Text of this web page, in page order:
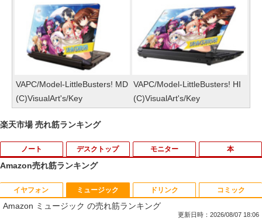
VAPC/Model-LittleBusters! MD
(C)VisualArt's/Key
VAPC/Model-LittleBusters! HI
(C)VisualArt's/Key
楽天市場 売れ筋ランキング
ノート
1
【★最大100%ポイント】【新生活応援・
2026】【Office 2019 H&B】富士通 MU
937/Celeron 3865U/メモリ:4GB/8GB/S
デスクトップ
1
【おまかせPC】 デスクトップパソコン
Win11搭載 省スペース型 第8世代Core i5
/ 8GB以上 / SSD/HDDストレージ選択式
モニター
1
厳選大手メーカー 中古 パソコンモニター
液晶モニター シークレット 22インチ ワ
イド epson dell nec 富士通 acer io-dat
本
1
キングダム 80 （ヤングジャンプコミッ
クス） [ 原 泰久 ]
Amazon売れ筋ランキング
イヤフォン ミュージック
Amazon ミュージック の売れ筋ランキング
更新日時：2026/08/07 18:06
ドリンク コミック